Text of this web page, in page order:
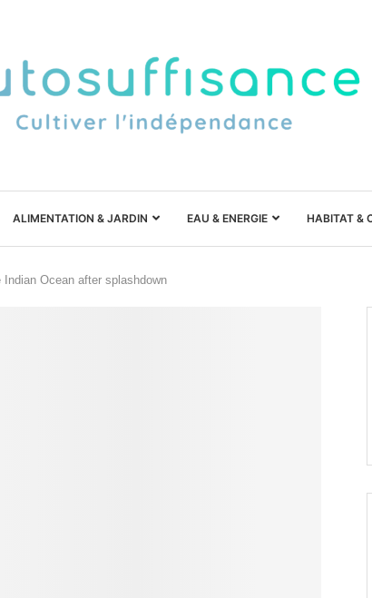
ALIMENTATION & JARDIN EAU & ENERGIE HABITAT &
Ocean after splashdown